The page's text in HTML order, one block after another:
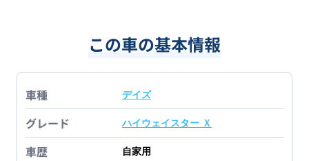
この車の基本情報
車種 デイズ
グレード ハイウェイスター Ｘ
車歴 自家用